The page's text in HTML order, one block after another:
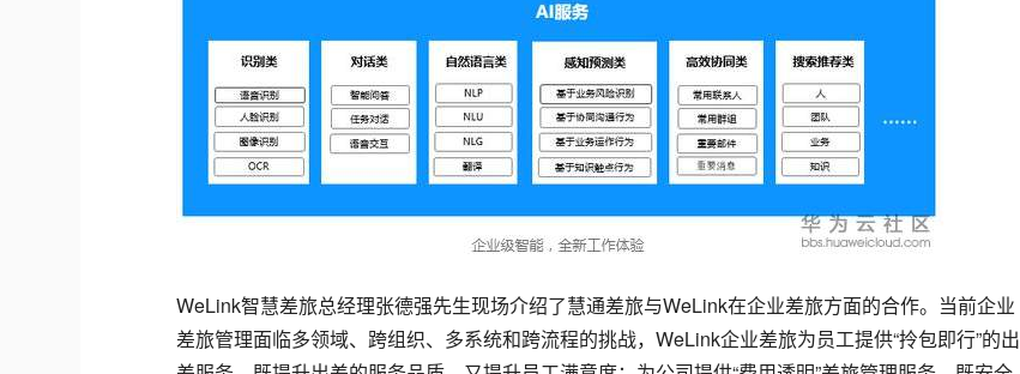
WeLink智慧差旅总经理张德强先生现场介绍了慧通差旅与WeLink在企业差旅方面的合作。当前企业
差旅管理面临多领域、跨组织、多系统和跨流程的挑战，WeLink企业差旅为员工提供“拎包即行”的出